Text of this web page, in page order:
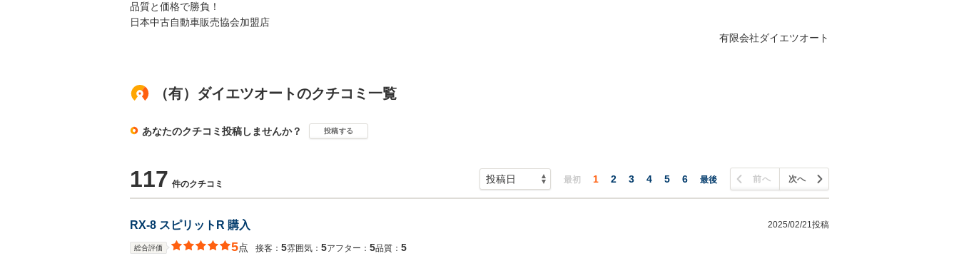
品質と価格で勝負！
日本中古自動車販売協会加盟店
有限会社ダイエツオート
（有）ダイエツオートのクチコミ一覧
あなたのクチコミ投稿しませんか？ 投稿する
117 件のクチコミ 最初 1 2 3 4 5 6 最後 前へ 次へ
RX-8 スピリットR 購入 2025/02/21投稿
総合評価 5点 接客： 5雰囲気： 5アフター： 5品質： 5